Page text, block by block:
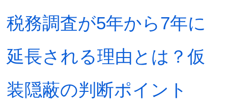
税務調査が5年から7年に
延長される理由とは？仮
装隠蔽の判断ポイント